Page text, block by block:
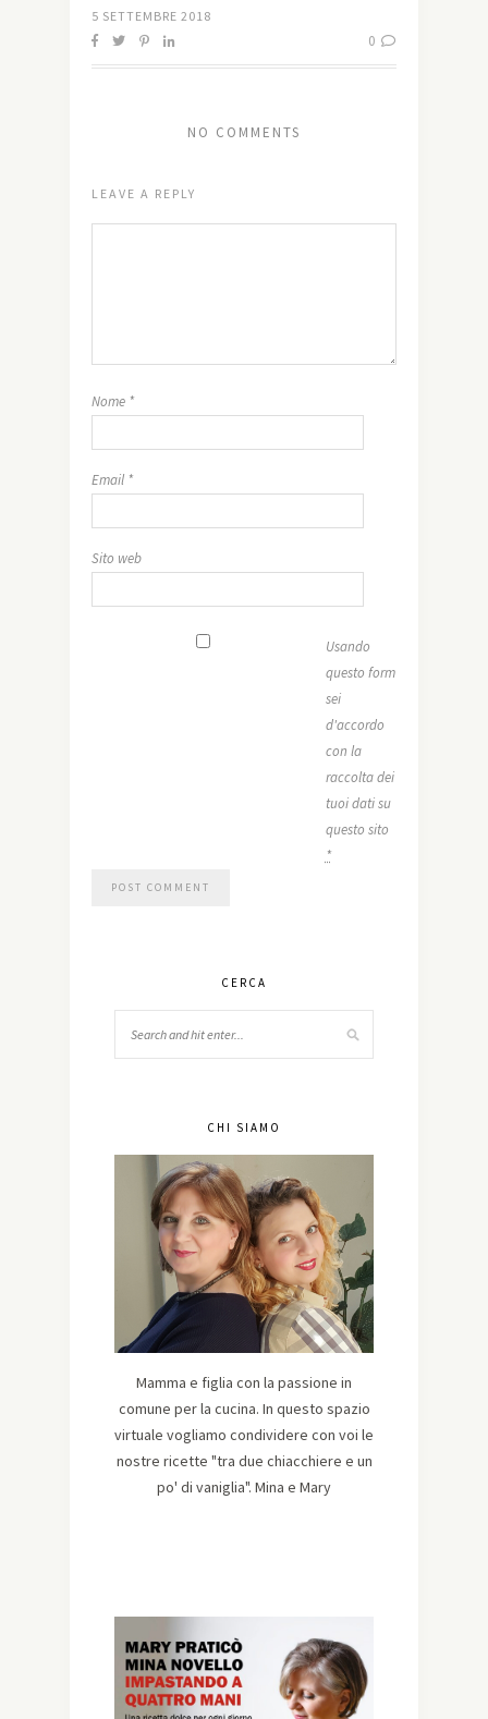
5 SETTEMBRE 2018
0
NO COMMENTS
LEAVE A REPLY
Nome *
Email *
Sito web
Usando
questo form
sei
d'accordo
con la
raccolta dei
tuoi dati su
questo sito
*
CERCA
CHI SIAMO
Mamma e figlia con la passione in
comune per la cucina. In questo spazio
virtuale vogliamo condividere con voi le
nostre ricette "tra due chiacchiere e un
po' di vaniglia". Mina e Mary